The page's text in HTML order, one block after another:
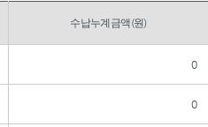
수납누계금액(원)
0
0